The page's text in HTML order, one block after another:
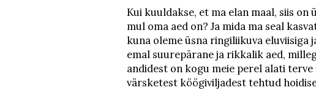
Kui kuuldakse, et ma elan maal, siis
mul oma aed on? Ja mida ma seal
kuna oleme üsna ringiliikuva eluviisiga
emal suurepärane ja rikkalik aed,
andidest on kogu meie perel alati
värsketest köögiviljadest tehtud